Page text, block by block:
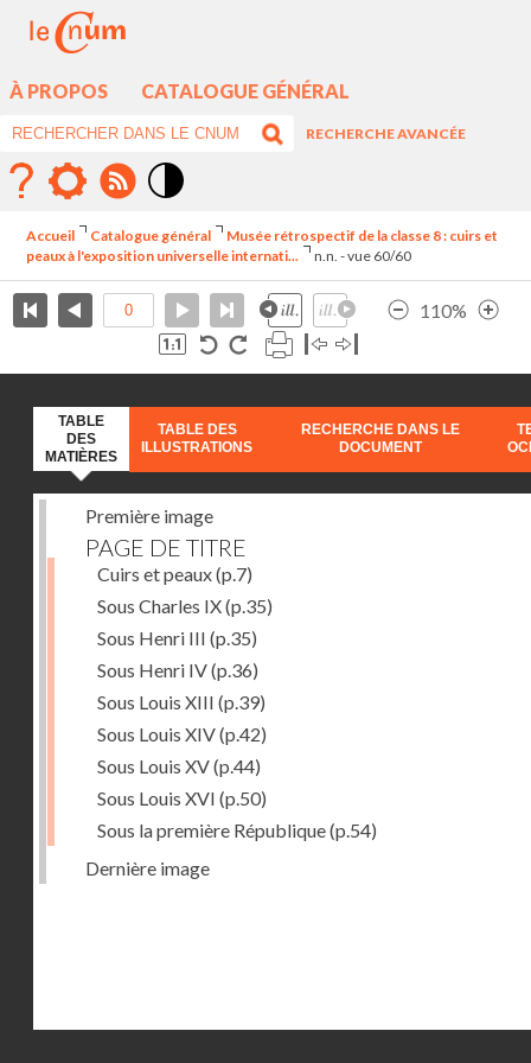
À PROPOS CATALOGUE GÉNÉRAL
RECHERCHE AVANCÉE
élévé
Accueil Catalogue général
Musée rétrospectif de la classe 8 : cuirs et
peaux à l'exposition universelle internati...
n.n. - vue 60/60
110%
TABLE
DES
MATIÈRES
TABLE DES
ILLUSTRATIONS
RECHERCHE DANS LE
DOCUMENT
Première image
PAGE DE TITRE
Cuirs et peaux(p.7)
Sous Charles IX(p.35)
Sous Henri III (p.35)
Sous Henri IV(p.36)
Sous Louis XIII (p.39)
Sous Louis XIV(p.42)
Sous Louis XV(p.44)
Sous Louis XVI (p.50)
Sous la première République(p.54)
Dernière image